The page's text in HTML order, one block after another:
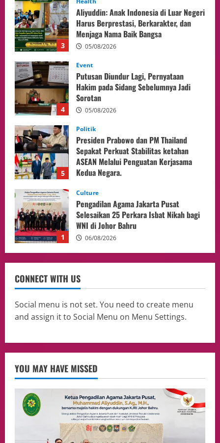
3
Aliyuddin: Anak Indonesia di Luar Negeri
Harus Berprestasi, Berkarakter, dan
Menjaga Nama Baik Bangsa
05/08/2026
4
Event
Putusan Diundur Lagi, Pernyataan
Hakim pada Sidang Sebelumnya Jadi
Sorotan
05/08/2026
5
Politik
Presiden Prabowo dan PM Thailand
Sepakat Perkuat Stabilitas ketahan
ASEAN Melalui Penguatan Kerjasama
Kedua Negara.
1
Culture
Pengadilan Agama Jakarta Pusat
Selesaikan 25 Perkara Isbat Nikah bagi
WNI di Johor Bahru
06/08/2026
2
Adakan Pertemuan Dengan Delegasi 6
lembaga investor, Berorientasi Untuk
Meningkatkan SDM
05/08/2026
3
Health
Harus Berprestasi, Berkarakter, dan
Menjaga Nama Baik Bangsa
05/08/2026
4
Putusan Diundur Lagi, Pernyataan
Hakim pada Sidang Sebelumnya Jadi
Sorotan
05/08/2026
CONNECT WITH US
Social menu is not set. You need to create menu
and assign it to Social Menu on Menu Settings.
YOU MAY HAVE MISSED